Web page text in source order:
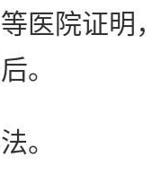
医院证明
。
。